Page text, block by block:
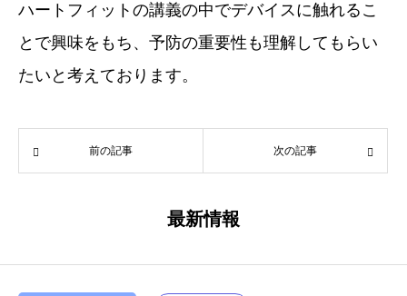
ハートフィットの講義の中でデバイスに触れるこ
とで興味をもち、 予防の重要性も理解してもらい
たいと考えております。
前の記事 次の記事
最新情報